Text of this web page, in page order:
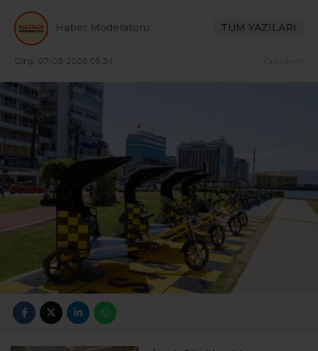
Haber Moderatörü TÜM YAZILARI
Giriş: 07-05-2026 09:34 Gündem